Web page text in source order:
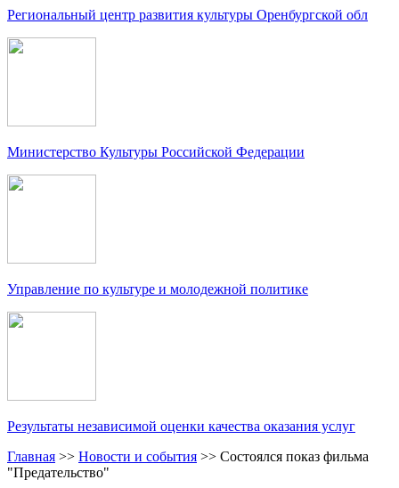
Региональный центр развития культуры Оренбургской обл
Министерство Культуры Российской Федерации
Управление по культуре и молодежной политике
Результаты независимой оценки качества оказания услуг
Главная >> Новости и события >> Состоялся показ фильма
"Предательство"